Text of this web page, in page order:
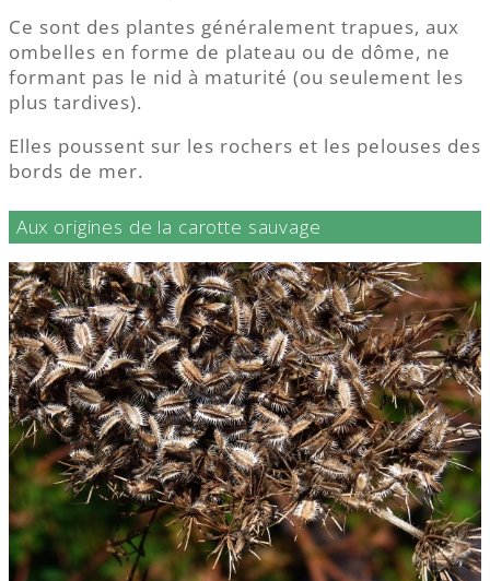
Ce sont des plantes généralement trapues, aux
ombelles en forme de plateau ou de dôme, ne
formant pas le nid à maturité (ou seulement les
plus tardives).
Elles poussent sur les rochers et les pelouses des
bords de mer.
Aux origines de la carotte sauvage